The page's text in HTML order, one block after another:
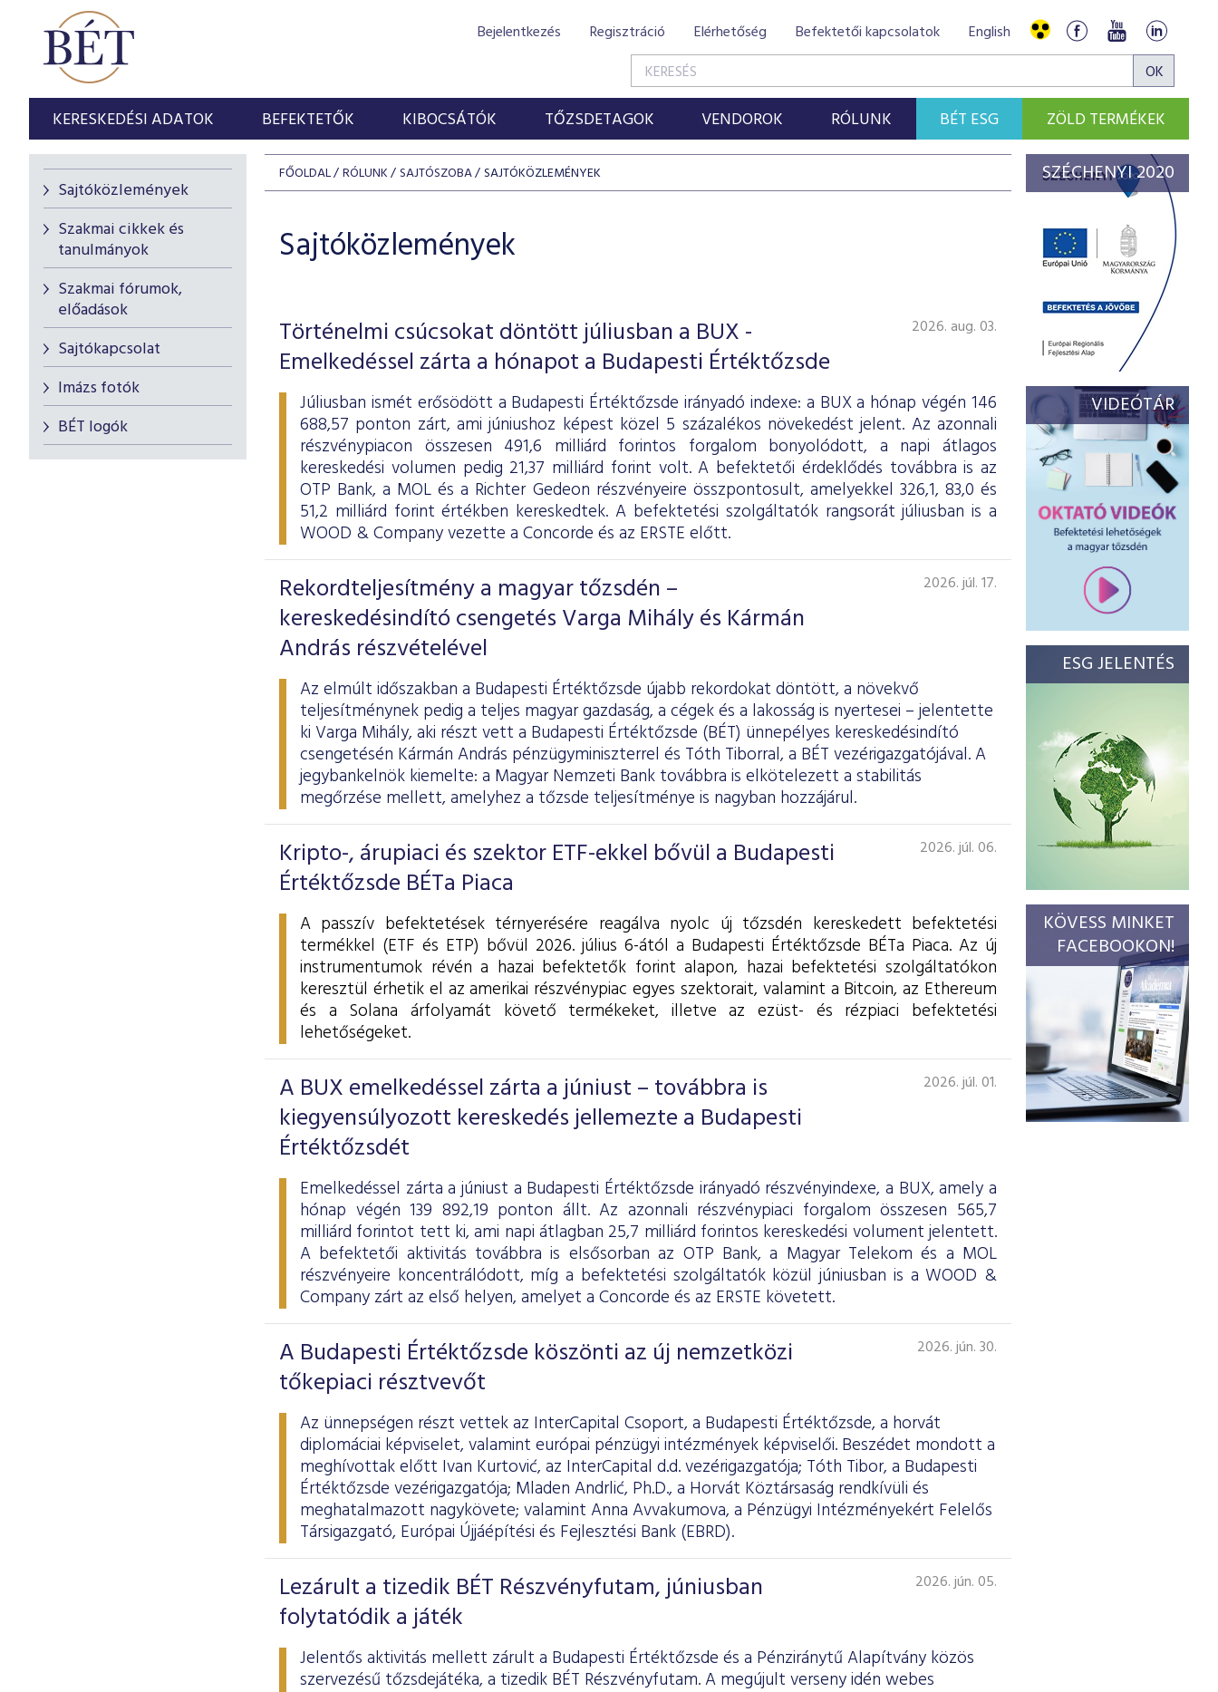
Bejelentkezés Regisztráció Elérhetőség Befektetői kapcsolatok English
KERESKEDÉSI ADATOK BEFEKTETŐK KIBOCSÁTÓK TŐZSDETAGOK VENDOROK RÓLUNK BÉT ESG ZÖLD TERMÉKEK
Sajtóközlemények
Szakmai cikkek és
tanulmányok
Szakmai fórumok,
előadások
Sajtókapcsolat
Imázs fotók
BÉT logók
FŐOLDAL RÓLUNK SAJTÓSZOBA SAJTÓKÖZLEMÉNYEK
Sajtóközlemények
Történelmi csúcsokat döntött júliusban a BUX -
Emelkedéssel zárta a hónapot a Budapesti Értéktőzsde
2026. aug. 03.
Júliusban ismét erősödött a Budapesti Értéktőzsde irányadó indexe: a BUX a hónap végén 146
688,57 ponton zárt, ami júniushoz képest közel 5 százalékos növekedést jelent. Az azonnali
részvénypiacon összesen 491,6 milliárd forintos forgalom bonyolódott, a napi átlagos
kereskedési volumen pedig 21,37 milliárd forint volt. A befektetői érdeklődés továbbra is az
OTP Bank, a MOL és a Richter Gedeon részvényeire összpontosult, amelyekkel 326,1, 83,0 és
51,2 milliárd forint értékben kereskedtek. A befektetési szolgáltatók rangsorát júliusban is a
WOOD & Company vezette a Concorde és az ERSTE előtt.
Rekordteljesítmény a magyar tőzsdén –
kereskedésindító csengetés Varga Mihály és Kármán
András részvételével
2026. júl. 17.
Az elmúlt időszakban a Budapesti Értéktőzsde újabb rekordokat döntött, a növekvő
teljesítménynek pedig a teljes magyar gazdaság, a cégek és a lakosság is nyertesei – jelentette
ki Varga Mihály, aki részt vett a Budapesti Értéktőzsde (BÉT) ünnepélyes kereskedésindító
csengetésén Kármán András pénzügyminiszterrel és Tóth Tiborral, a BÉT vezérigazgatójával. A
jegybankelnök kiemelte: a Magyar Nemzeti Bank továbbra is elkötelezett a stabilitás
megőrzése mellett, amelyhez a tőzsde teljesítménye is nagyban hozzájárul.
Kripto-, árupiaci és szektor ETF-ekkel bővül a Budapesti
Értéktőzsde BÉTa Piaca
2026. júl. 06.
A passzív befektetések térnyerésére reagálva nyolc új tőzsdén kereskedett befektetési
termékkel (ETF és ETP) bővül 2026. július 6-ától a Budapesti Értéktőzsde BÉTa Piaca. Az új
instrumentumok révén a hazai befektetők forint alapon, hazai befektetési szolgáltatókon
keresztül érhetik el az amerikai részvénypiac egyes szektorait, valamint a Bitcoin, az Ethereum
és a Solana árfolyamát követő termékeket, illetve az ezüst- és rézpiaci befektetési
lehetőségeket.
A BUX emelkedéssel zárta a júniust – továbbra is
kiegyensúlyozott kereskedés jellemezte a Budapesti
Értéktőzsdét
2026. júl. 01.
Emelkedéssel zárta a júniust a Budapesti Értéktőzsde irányadó részvényindexe, a BUX, amely a
hónap végén 139 892,19 ponton állt. Az azonnali részvénypiaci forgalom összesen 565,7
milliárd forintot tett ki, ami napi átlagban 25,7 milliárd forintos kereskedési volument jelentett.
A befektetői aktivitás továbbra is elsősorban az OTP Bank, a Magyar Telekom és a MOL
részvényeire koncentrálódott, míg a befektetési szolgáltatók közül júniusban is a WOOD &
Company zárt az első helyen, amelyet a Concorde és az ERSTE követett.
A Budapesti Értéktőzsde köszönti az új nemzetközi
tőkepiaci résztvevőt
2026. jún. 30.
Az ünnepségen részt vettek az InterCapital Csoport, a Budapesti Értéktőzsde, a horvát
diplomáciai képviselet, valamint európai pénzügyi intézmények képviselői. Beszédet mondott a
meghívottak előtt Ivan Kurtović, az InterCapital d.d. vezérigazgatója; Tóth Tibor, a Budapesti
Értéktőzsde vezérigazgatója; Mladen Andrlić, Ph.D., a Horvát Köztársaság rendkívüli és
meghatalmazott nagykövete; valamint Anna Avvakumova, a Pénzügyi Intézményekért Felelős
Társigazgató, Európai Újjáépítési és Fejlesztési Bank (EBRD).
Lezárult a tizedik BÉT Részvényfutam, júniusban
folytatódik a játék
2026. jún. 05.
Jelentős aktivitás mellett zárult a Budapesti Értéktőzsde és a Pénziránytű Alapítvány közös
szervezésű tőzsdejátéka, a tizedik BÉT Részvényfutam. A megújult verseny idén webes
SZÉCHENYI 2020
VIDEÓTÁR
ESG JELENTÉS
KÖVESS MINKET
FACEBOOKON!